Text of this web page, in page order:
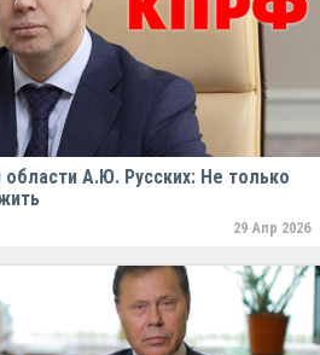
области А.Ю. Русских: Не только
29 Апр 2026